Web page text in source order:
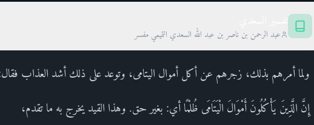
عبد الرحمن بن ناصر بن عبد الله السعدي التميمي مفسر
ولما أمرهم بذلك، زجرهم عن أكل أموال اليتامى، وتوعد على ذلك أشد العذاب
إِنَّ الَّذِينَ يَأْكُلُونَ أَمْوَالَ الْيَتَامَى ظُلْمًا أي: بغير حق. وهذا القيد يخرج به ما تقدم،